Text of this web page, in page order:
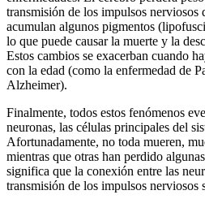
transmisión de los impulsos nerviosos
acumulan algunos pigmentos
lo que puede causar la muerte y la
Estos cambios se exacerban cuando
con la edad (como la enfermedad de
Alzheimer).
Finalmente, todos estos fenómenos
neuronas, las células principales del
Afortunadamente, no toda mueren,
mientras que otras han perdido
significa que la conexión entre las
transmisión de los impulsos nerviosos